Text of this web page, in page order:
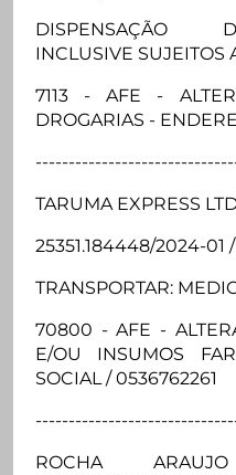
DISPENSAÇÃO
INCLUSIVE SUJEITOS
7113 - AFE -
DROGARIAS -
TARUMA EXPRESS
25351.184448/2024-01 /
TRANSPORTAR:
70800 - AFE -
E/OU INSUMOS
SOCIAL / 0536762261
ROCHA